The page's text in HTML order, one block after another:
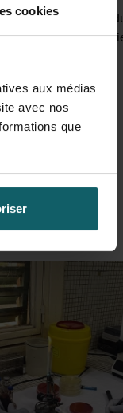
cookies
aux médias
avec nos
que
envisageons
médical